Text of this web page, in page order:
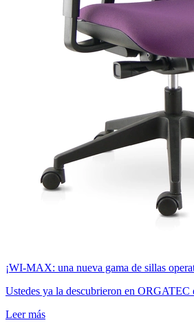
¡WI-MAX: una nueva gama de sillas
Ustedes ya la descubrieron en
Leer más